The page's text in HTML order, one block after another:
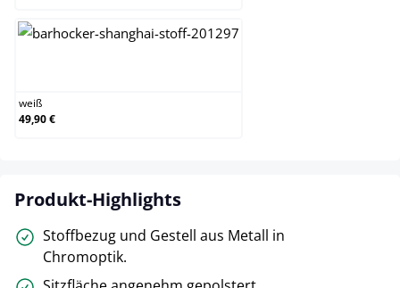
weiß
49,90 €
Produkt-Highlights
Stoffbezug und Gestell aus Metall in
Chromoptik.